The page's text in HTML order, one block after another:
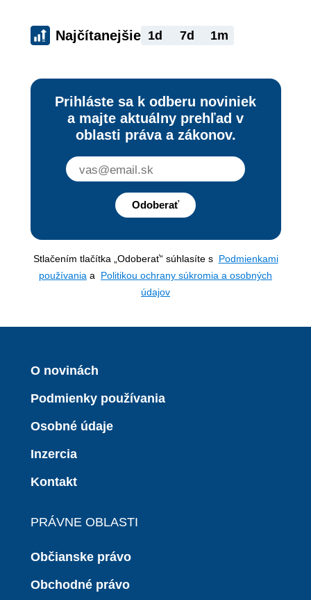
Najčítanejšie 1d 7d 1m
Prihláste sa k odberu noviniek
a majte aktuálny prehľad v
oblasti práva a zákonov.
Odoberať
Stlačením tlačítka „Odoberať“ súhlasíte s Podmienkami
používania a Politikou ochrany súkromia a osobných
údajov
O novinách
Podmienky používania
Osobné údaje
Inzercia
Kontakt
PRÁVNE OBLASTI
Občianske právo
Obchodné právo